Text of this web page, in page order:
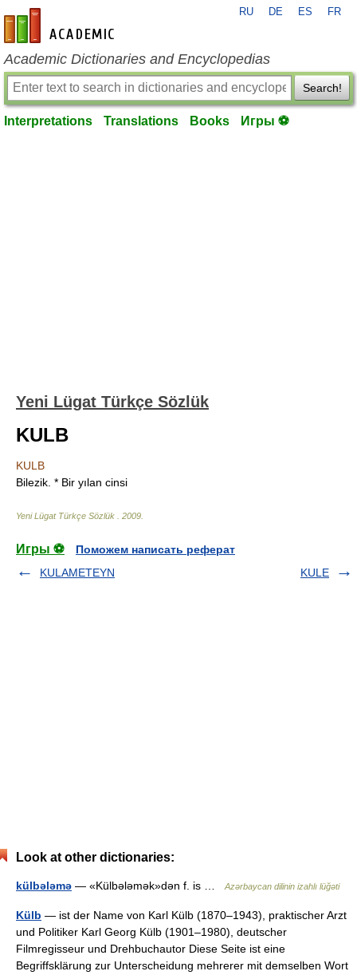
en-academic.com
RU DE ES FR
Academic Dictionaries and Encyclopedias
Search!
Interpretations Translations Books Игры ⚽
Yeni Lügat Türkçe Sözlük
KULB
KULB
Bilezik. * Bir yılan cinsi
Yeni Lügat Türkçe Sözlük 2009
Игры ⚽
Поможем написать реферат
KULAMETEYN
KULE
Look at other dictionaries:
külbələmə — «Külbələmək»dən f. is … Azərbaycan dilinin izahlı lüğəti
Külb — ist der Name von Karl Külb (1870–1943), praktischer Arzt
und Politiker Karl Georg Külb (1901–1980), deutscher
Filmregisseur und Drehbuchautor Diese Seite ist eine
Begriffsklärung zur Unterscheidung mehrerer mit demselben Wort